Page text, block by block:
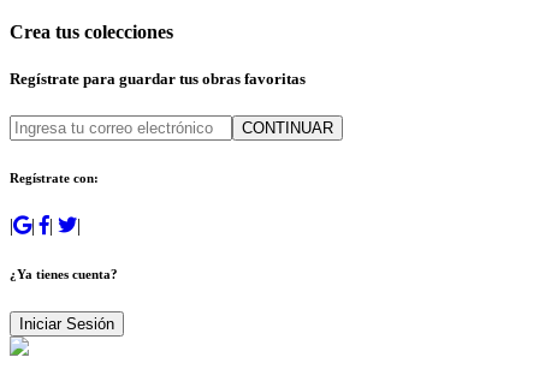
Crea tus colecciones
Regístrate para guardar tus obras favoritas
CONTINUAR
Regístrate con:
| | | |
¿Ya tienes cuenta?
Iniciar Sesión